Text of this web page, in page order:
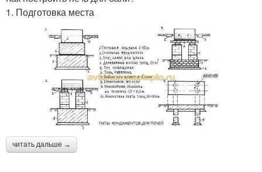
1. Подготовка места
читать дальше →